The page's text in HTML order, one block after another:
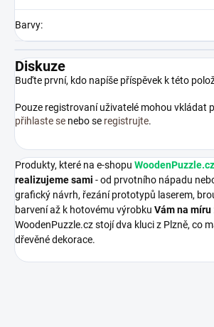
Barvy:
Diskuze
Buďte první, kdo napíše příspěvek k této
Pouze registrovaní uživatelé mohou vkládat
přihlaste se nebo se registrujte.
Produkty, které na e-shopu WoodenPuzzle.cz
realizujeme sami - od prvotního nápadu
grafický návrh, řezání prototypů laserem,
barvení až k hotovému výrobku Vám na míru
WoodenPuzzle.cz stojí dva kluci z Plzně, co
dřevěné dekorace.